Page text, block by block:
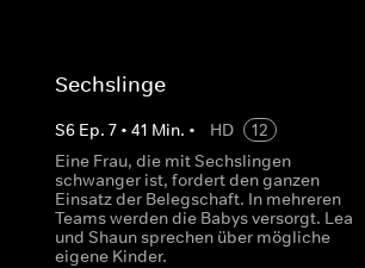
Sechslinge
S6 Ep. 7• 41 Min. • HD
12
Eine Frau, die mit Sechslingen
schwanger ist, fordert den ganzen
Einsatz der Belegschaft. In mehreren
Teams werden die Babys versorgt. Lea
und Shaun sprechen über mögliche
eigene Kinder.